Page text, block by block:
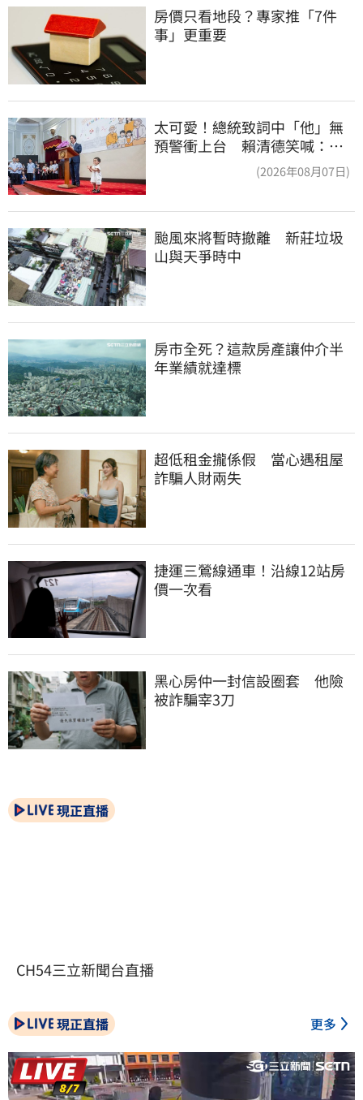
房價只看地段？專家推「7件
事」更重要
太可愛！總統致詞中「他」無
預警衝上台 賴清德笑喊：卸
(2026年08月07日)
颱風來將暫時撤離　新莊垃圾
山與天爭時中
房市全死？這款房產讓仲介半
年業績就達標
超低租金攏係假　當心遇租屋
詐騙人財兩失
捷運三鶯線通車！沿線12站房
價一次看
黑心房仲一封信設圈套　他險
被詐騙宰3刀
現正直播
CH54三立新聞台直播
現正直播 更多